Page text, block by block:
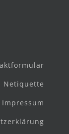
Netiquette
Impressum